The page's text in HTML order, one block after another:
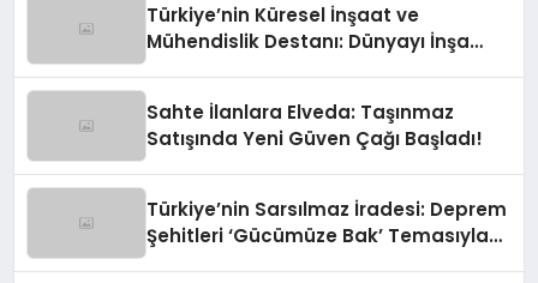
Türkiye’nin Küresel İnşaat ve
Mühendislik Destanı: Dünyayı İnşa
Sahte İlanlara Elveda: Taşınmaz
Satışında Yeni Güven Çağı Başladı!
Türkiye’nin Sarsılmaz İradesi: Deprem
Şehitleri ‘Gücümüze Bak’ Temasıyla